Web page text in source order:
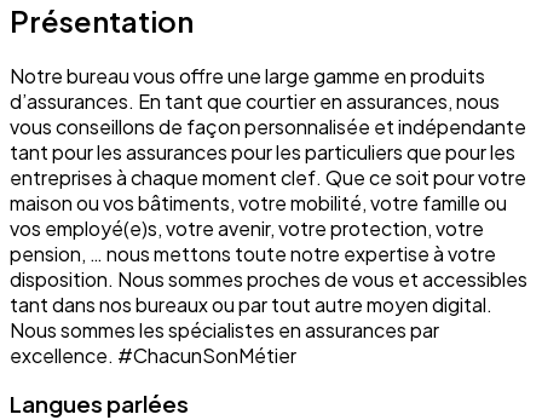
Présentation
Notre bureau vous offre une large gamme en produits
d’assurances. En tant que courtier en assurances, nous
vous conseillons de façon personnalisée et indépendante
tant pour les assurances pour les particuliers que pour les
entreprises à chaque moment clef. Que ce soit pour votre
maison ou vos bâtiments, votre mobilité, votre famille ou
vos employé(e)s, votre avenir, votre protection, votre
pension, … nous mettons toute notre expertise à votre
disposition. Nous sommes proches de vous et accessibles
tant dans nos bureaux ou par tout autre moyen digital.
Nous sommes les spécialistes en assurances par
excellence. #ChacunSonMétier
Langues parlées